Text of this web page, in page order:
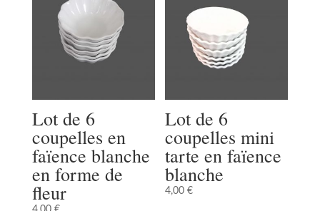
Lot de 6
coupelles en
faïence blanche
en forme de
fleur
Lot de 6
coupelles mini
tarte en faïence
blanche
4,00€